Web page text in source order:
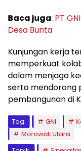
Baca juga: PT
Desa Bunta
Kunjungan kerja
memperkuat
dalam menjaga
serta mendorong
pembangunan di
Tag: GNI
Morowali Utara